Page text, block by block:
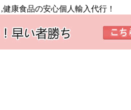
康食品の安心個人輸入代行！